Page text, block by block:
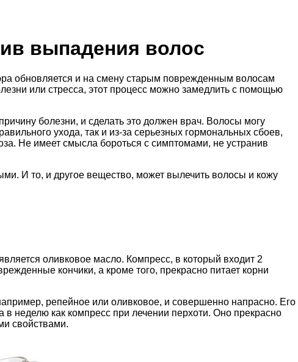
выпадения волос
обновляется и на смену старым поврежденным волосам
или стресса, этот процесс можно замедлить с помощью
болезни, и сделать это должен врач. Волосы могу
ухода, так и из-за серьезных гормональных сбоев,
Не имеет смысла бороться с симптомами, не устранив
И то, и другое вещество, может вылечить волосы и кожу
оливковое масло. Компресс, в который входит 2
кончики, а кроме того, прекрасно питает корни
репейное или оливковое, и совершенно напрасно. Его
неделю как компресс при лечении перхоти. Оно прекрасно
свойствами.